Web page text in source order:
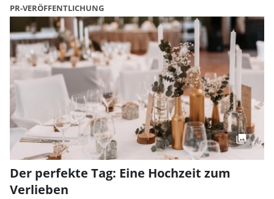
PR-VERÖFFENTLICHUNG
Der perfekte Tag: Eine Hochzeit zum
Verlieben